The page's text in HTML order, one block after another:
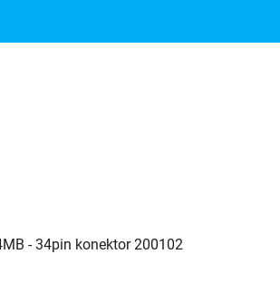
- 34pin konektor 200102